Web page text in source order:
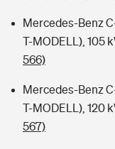
Mercedes-Benz
T-MODELL), 105
566)
Mercedes-Benz
T-MODELL), 120
567)